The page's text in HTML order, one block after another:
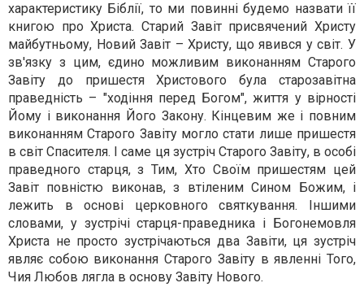
характеристику Біблії, то ми повинні будемо назвати її
книгою про Христа. Старий Завіт присвячений Христу
майбутньому, Новий Завіт – Христу, що явився у світ. У
зв'язку з цим, єдино можливим виконанням Старого
Завіту до пришестя Христового була старозавітна
праведність – "ходіння перед Богом", життя у вірності
Йому і виконання Його Закону. Кінцевим же і повним
виконанням Старого Завіту могло стати лише пришестя
в світ Спасителя. І саме ця зустріч Старого Завіту, в особі
праведного старця, з Тим, Хто Своїм пришестям цей
Завіт повністю виконав, з втіленим Сином Божим, і
лежить в основі церковного святкування. Іншими
словами, у зустрічі старця-праведника і Богонемовля
Христа не просто зустрічаються два Завіти, ця зустріч
являє собою виконання Старого Завіту в явленні Того,
Чия Любов лягла в основу Завіту Нового.